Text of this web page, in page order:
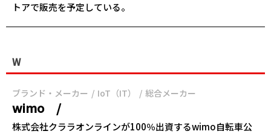
トアで販売を予定している。
W
ブランド・メーカー IoT（IT） 総合メーカー
wimo /
株式会社クララオンラインが100％出資するwimo自転車公